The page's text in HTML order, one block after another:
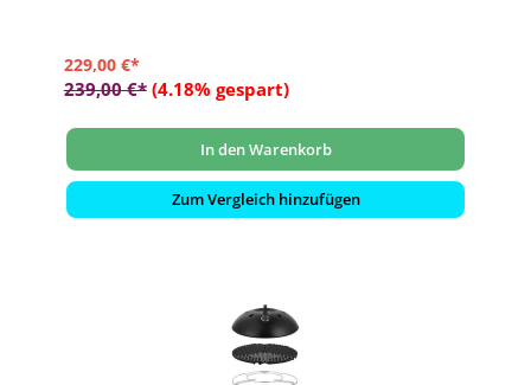
229,00 €*
239,00 €* (4.18% gespart)
In den Warenkorb
Zum Vergleich hinzufügen